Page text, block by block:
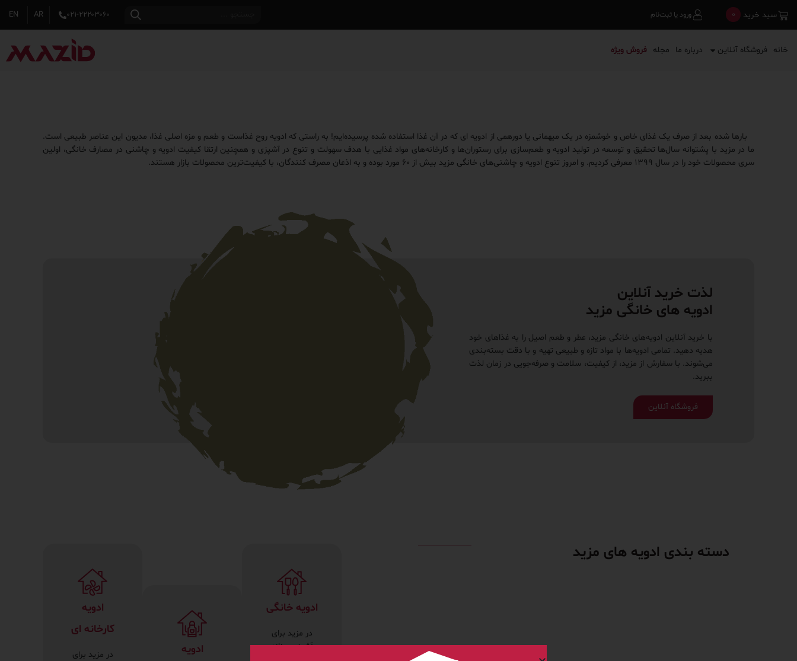
0 سبد خرید ورود یا ثبت‌نام ۰۲۱-۲۲۲۰۳۰۶۰ AR
EN
خانه فروشگاه آنلاین درباره ما مجله فروش ویژه
بارها شده بعد از صرف یک غذای خاص و خوشمزه در یک میهمانی یا دورهمی از ادویه ای که در آن غذا استفاده شده پرسیده‌ایم! به راستی که ادویه روح غذاست و طعم و مزه اصلی غذا، مدیون این عناصر طبیعی است.
ما در مزید با پشتوانه سال‌ها تحقیق و توسعه در تولید ادویه و طعم‌سازی برای رستوران‌ها و کارخانه‌های مواد غذایی با هدف سهولت و تنوع در آشپزی و همچنین ارتقا کیفیت ادویه و چاشنی در مصارف خانگی، اولین
سری محصولات خود را در سال ۱۳۹۹ معرفی کردیم. و امروز تنوع ادویه و چاشنی‌های خانگی مزید بیش از ۶۰ مورد بوده و به اذعان مصرف کنندگان، با کیفیت‌ترین محصولات بازار هستند.
لذت خرید آنلاین
ادویه های خانگی مزید
با خرید آنلاین ادویه‌های خانگی مزید، عطر و طعم اصیل را به غذاهای خود
هدیه دهید. تمامی ادویه‌ها با مواد تازه و طبیعی تهیه و با دقت بسته‌بندی
می‌شوند. با سفارش از مزید، از کیفیت، سلامت و صرفه‌جویی در زمان لذت
ببرید.
فروشگاه آنلاین
دسته بندی ادویه های مزید
ادویه خانگی
در مزید برای
آشپزی روزانه
ادویه
ادویه
کارخانه ای
در مزید برای